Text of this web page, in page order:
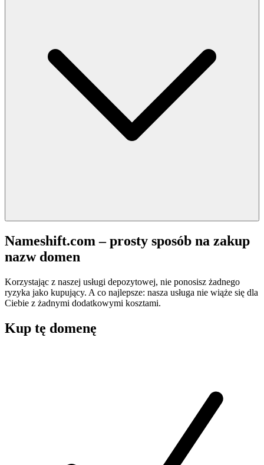
Nameshift.com – prosty sposób na zakup
nazw domen
Korzystając z naszej usługi depozytowej, nie ponosisz żadnego
ryzyka jako kupujący. A co najlepsze: nasza usługa nie wiąże się dla
Ciebie z żadnymi dodatkowymi kosztami.
Kup tę domenę